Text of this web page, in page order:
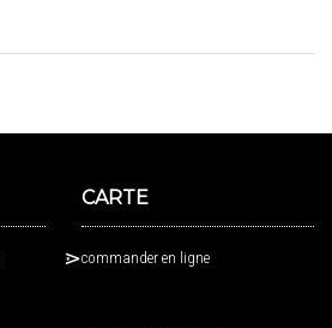
CARTE
commander en ligne